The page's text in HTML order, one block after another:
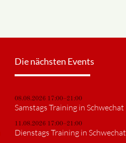
Die nächsten Events
08.08.2026 17:00–21:00
Samstags Training in Schwechat
11.08.2026 17:00–21:00
Dienstags Training in Schwechat